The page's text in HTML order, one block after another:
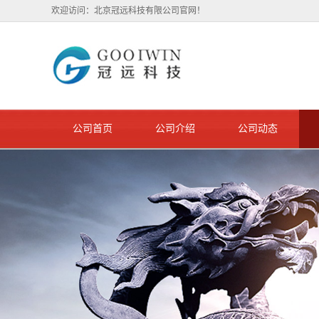
欢迎访问：北京冠远科技有限公司官网！
公司首页 公司介绍 公司动态